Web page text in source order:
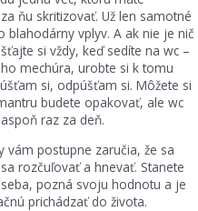
ňu skritizovať. Už len samotné
blahodárny vplyv. A ak nie je nič
si vždy, keď sedíte na wc –
mechúra, urobte si k tomu
si, odpúšťam si. Môžete si
budete opakovať, ale wc
raz za deň.
vám postupne zaručia, že sa
rozčuľovať a hnevať. Stanete
pozná svoju hodnotu a je
prichádzať do života.